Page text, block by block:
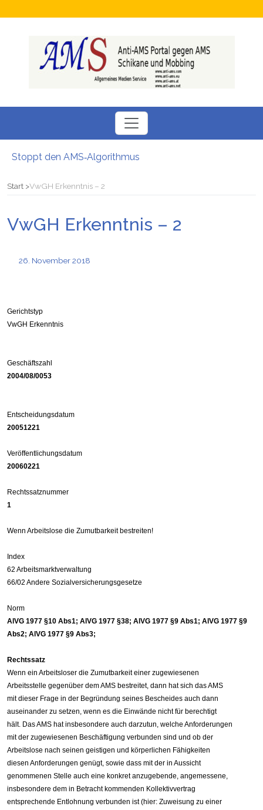
Stoppt den AMS‑Algorithmus
Start VwGH Erkenntnis – 2
VwGH Erkenntnis – 2
26. November 2018
Gerichtstyp
VwGH Erkenntnis
Geschäftszahl
2004/08/0053
Entscheidungsdatum
20051221
Veröffentlichungsdatum
20060221
Rechtssatznummer
1
Wenn Arbeitslose die Zumutbarkeit bestreiten!
Index
62 Arbeitsmarktverwaltung
66/02 Andere Sozialversicherungsgesetze
Norm
AlVG 1977 §10 Abs1; AlVG 1977 §38; AlVG 1977 §9 Abs1; AlVG 1977 §9
Abs2; AlVG 1977 §9 Abs3;
Rechtssatz
Wenn ein Arbeitsloser die Zumutbarkeit einer zugewiesenen
Arbeitsstelle gegenüber dem AMS bestreitet, dann hat sich das AMS
mit dieser Frage in der Begründung seines Bescheides auch dann
auseinander zu setzen, wenn es die Einwände nicht für berechtigt
hält. Das AMS hat insbesondere auch darzutun, welche Anforderungen
mit der zugewiesenen Beschäftigung verbunden sind und ob der
Arbeitslose nach seinen geistigen und körperlichen Fähigkeiten
diesen Anforderungen genügt, sowie dass mit der in Aussicht
genommenen Stelle auch eine konkret anzugebende, angemessene,
insbesondere dem in Betracht kommenden Kollektivvertrag
entsprechende Entlohnung verbunden ist (hier: Zuweisung zu einer